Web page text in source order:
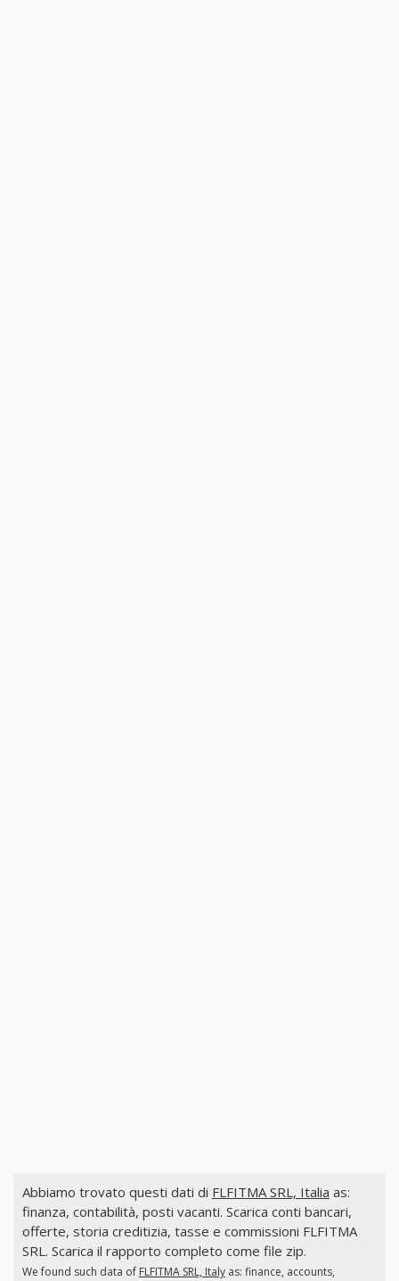
Abbiamo trovato questi dati di FLFITMA SRL, Italia as:
finanza, contabilità, posti vacanti. Scarica conti bancari,
offerte, storia creditizia, tasse e commissioni FLFITMA
SRL. Scarica il rapporto completo come file zip.
We found such data of FLFITMA SRL, Italyas: finance, accounts,